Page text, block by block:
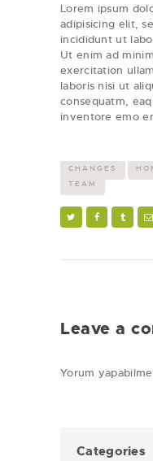
Lorem ipsum
adipisicing elit,
incididunt ut
Ut enim ad
exercitation
laboris nisi ut
consequatm,
inventore emo
CHANGES
TEAM
Leave a
Yorum
Categories